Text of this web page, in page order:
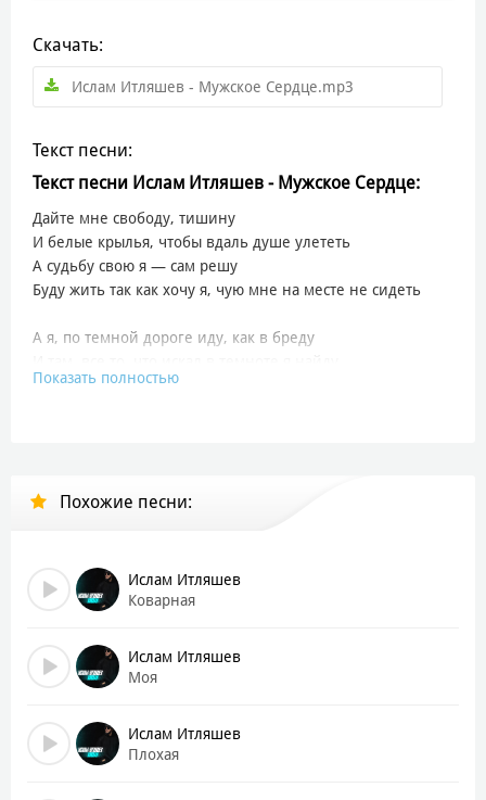
Скачать:
Ислам Итляшев - Мужское Сердце.mp3
Текст песни:
Текст песни Ислам Итляшев - Мужское Сердце:
Дайте мне свободу, тишину
И белые крылья, чтобы вдаль душе улететь
А судьбу свою я — сам решу
Буду жить так как хочу я, чую мне на месте не сидеть
А я, по темной дороге иду, как в бреду
А я по темной дороге иду, как в бреду
Там, где птицы песни — запоют
А я, по темной дороге иду, как в бреду
И там, все то, что искал в темноте я найду
И путником верным с собой заберу я Луну
Показать полностью
Похожие песни:
Ислам Итляшев
Коварная
Ислам Итляшев
Моя
Ислам Итляшев
Плохая